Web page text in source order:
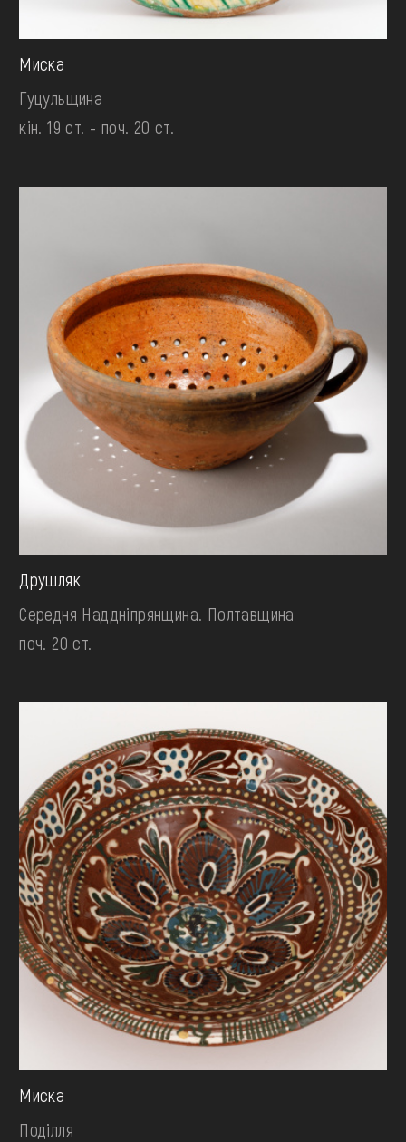
Миска
Гуцульщина
кін. 19 ст. - поч. 20 ст.
Друшляк
Середня Наддніпрянщина. Полтавщина
поч. 20 ст.
Миска
Поділля